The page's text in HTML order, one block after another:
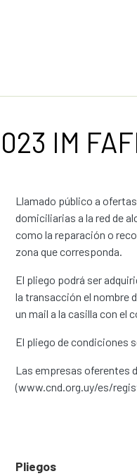
IM
Llamado público a
domiciliarias a la red de
como la reparación o
zona que corresponda.
El pliego podrá ser
la transacción el nombre
un mail a la casilla con el
El pliego de condiciones
Las empresas oferentes
(www.cnd.org.uy/es/
Pliegos